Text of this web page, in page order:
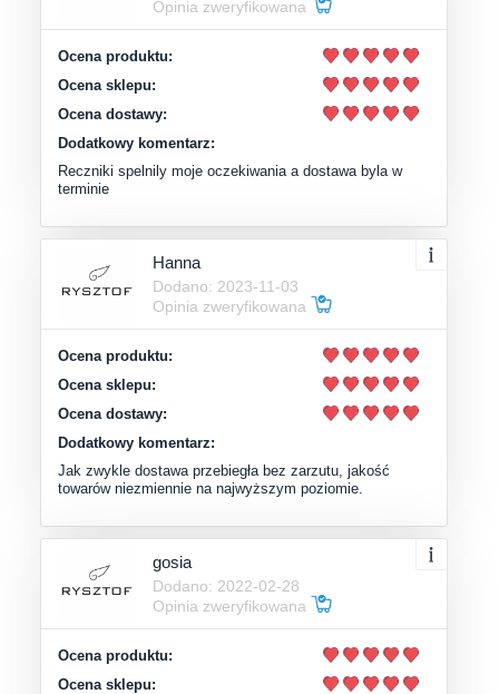
Opinia zweryfikowana
Ocena produktu:
Ocena sklepu:
Ocena dostawy:
Dodatkowy komentarz:
Reczniki spelnily moje oczekiwania a dostawa byla w
terminie
Hanna
Dodano: 2023-11-03
Opinia zweryfikowana
Ocena produktu:
Ocena sklepu:
Ocena dostawy:
Dodatkowy komentarz:
Jak zwykle dostawa przebiegła bez zarzutu, jakość
towarów niezmiennie na najwyższym poziomie.
gosia
Dodano: 2022-02-28
Opinia zweryfikowana
Ocena produktu:
Ocena sklepu: